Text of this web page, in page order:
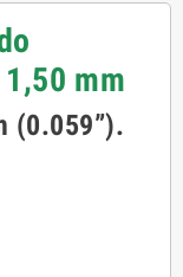
mm
(0.059”).